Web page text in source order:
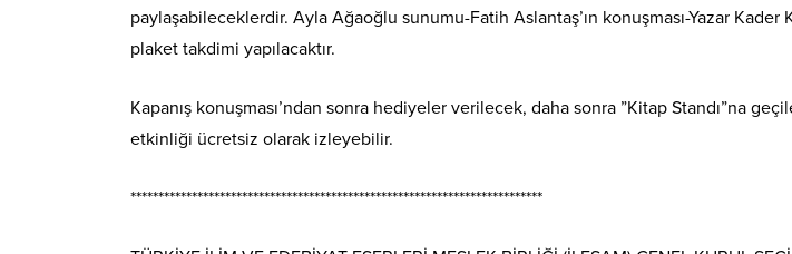
paylaşabileceklerdir. Ayla Ağaoğlu sunumu-Fatih Aslantaş’ın konuşması-Yazar Kader
plaket takdimi yapılacaktır.
Kapanış konuşması’ndan sonra hediyeler verilecek, daha sonra ”Kitap Standı”na
etkinliği ücretsiz olarak izleyebilir.
**************************************************************************